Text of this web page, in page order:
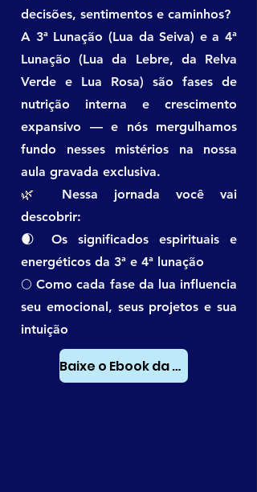
decisões, sentimentos e caminhos?
A 3ª Lunação (Lua da Seiva) e a 4ª
Lunação (Lua da Lebre, da Relva
Verde e Lua Rosa) são fases de
nutrição interna e crescimento
expansivo — e nós mergulhamos
fundo nesses mistérios na nossa
aula gravada exclusiva.
🌿 Nessa jornada você vai
descobrir:
🌒 Os significados espirituais e
energéticos da 3ª e 4ª lunação
🌕 Como cada fase da lua influencia
seu emocional, seus projetos e sua
intuição
Nos encontramos sob a luz da Lua
Baixe o Ebook da aula